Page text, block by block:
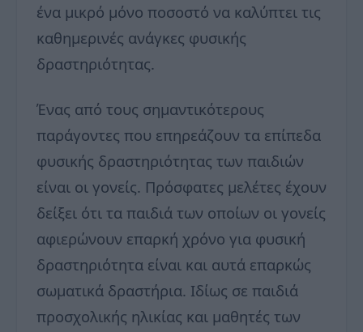
ένα μικρό μόνο ποσοστό να καλύπτει τις
καθημερινές ανάγκες φυσικής
δραστηριότητας.
Ένας από τους σημαντικότερους
παράγοντες που επηρεάζουν τα επίπεδα
φυσικής δραστηριότητας των παιδιών
είναι οι γονείς. Πρόσφατες μελέτες έχουν
δείξει ότι τα παιδιά των οποίων οι γονείς
αφιερώνουν επαρκή χρόνο για φυσική
δραστηριότητα είναι και αυτά επαρκώς
σωματικά δραστήρια. Ιδίως σε παιδιά
προσχολικής ηλικίας και μαθητές των